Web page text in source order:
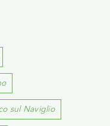
sul Naviglio